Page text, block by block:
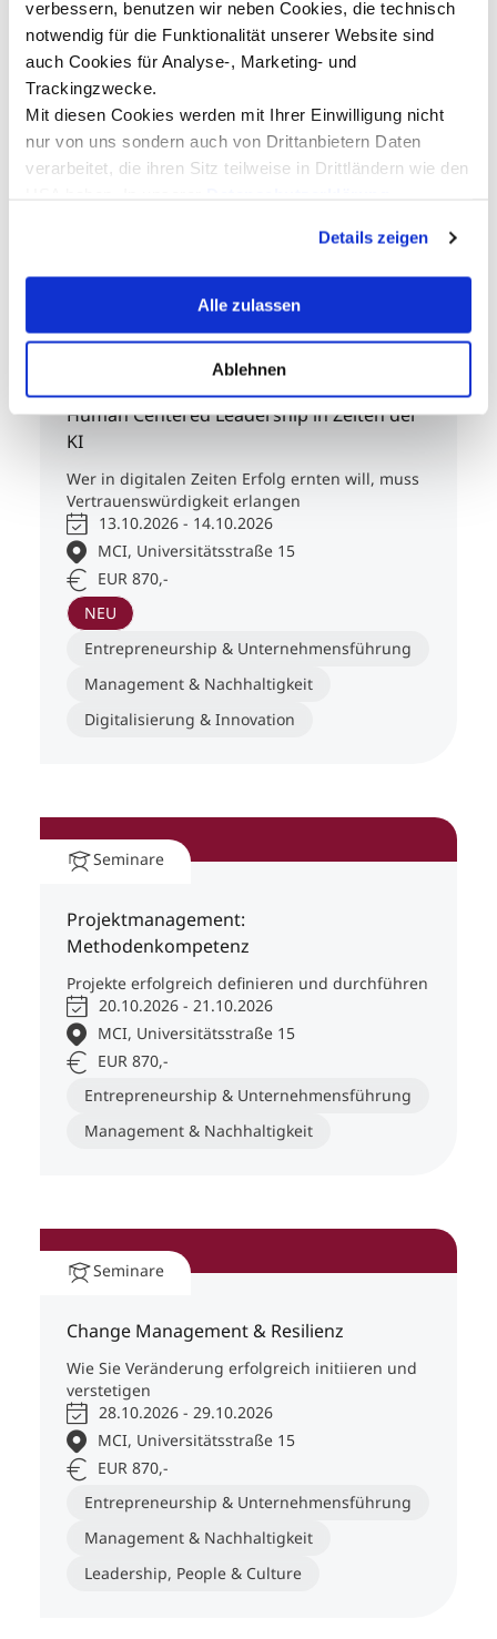
verbessern, benutzen wir neben Cookies, die technisch
notwendig für die Funktionalität unserer Website sind
auch Cookies für Analyse-, Marketing- und
Trackingzwecke.
Mit diesen Cookies werden mit Ihrer Einwilligung nicht
nur von uns sondern auch von Drittanbietern Daten
verarbeitet, die ihren Sitz teilweise in Drittländern wie den
erklären Ihnen genau, was eine Datenübermittlung in die
USA bedeuten kann.
Details zeigen
Alle zulassen
Ablehnen
Den Scrum Lebenszyklus durch eine
Legosimulation erleben
01.10.2026
MCI, Universitätsstraße 15
EUR 520,-
Entrepreneurship & Unternehmensführung
Management & Nachhaltigkeit
Human Centered Leadership in Zeiten der
KI
Wer in digitalen Zeiten Erfolg ernten will, muss
Vertrauenswürdigkeit erlangen
13.10.2026 - 14.10.2026
MCI, Universitätsstraße 15
EUR 870,-
NEU
Entrepreneurship & Unternehmensführung
Management & Nachhaltigkeit
Digitalisierung & Innovation
Seminare
Projektmanagement:
Methodenkompetenz
Projekte erfolgreich definieren und durchführen
20.10.2026 - 21.10.2026
MCI, Universitätsstraße 15
EUR 870,-
Entrepreneurship & Unternehmensführung
Management & Nachhaltigkeit
Seminare
Change Management & Resilienz
Wie Sie Veränderung erfolgreich initiieren und
verstetigen
28.10.2026 - 29.10.2026
MCI, Universitätsstraße 15
EUR 870,-
Entrepreneurship & Unternehmensführung
Management & Nachhaltigkeit
Leadership, People & Culture